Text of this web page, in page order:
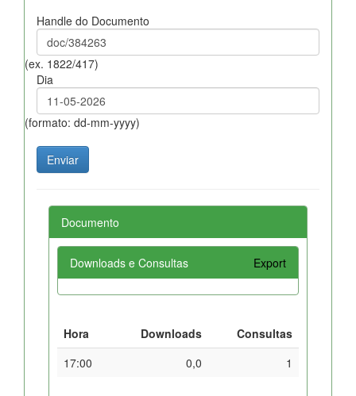
Handle do Documento
(ex. 1822/417)
Dia
(formato: dd-mm-yyyy)
Documento
Downloads e Consultas Export
Hora Downloads
Consultas
17:00
0,0 1